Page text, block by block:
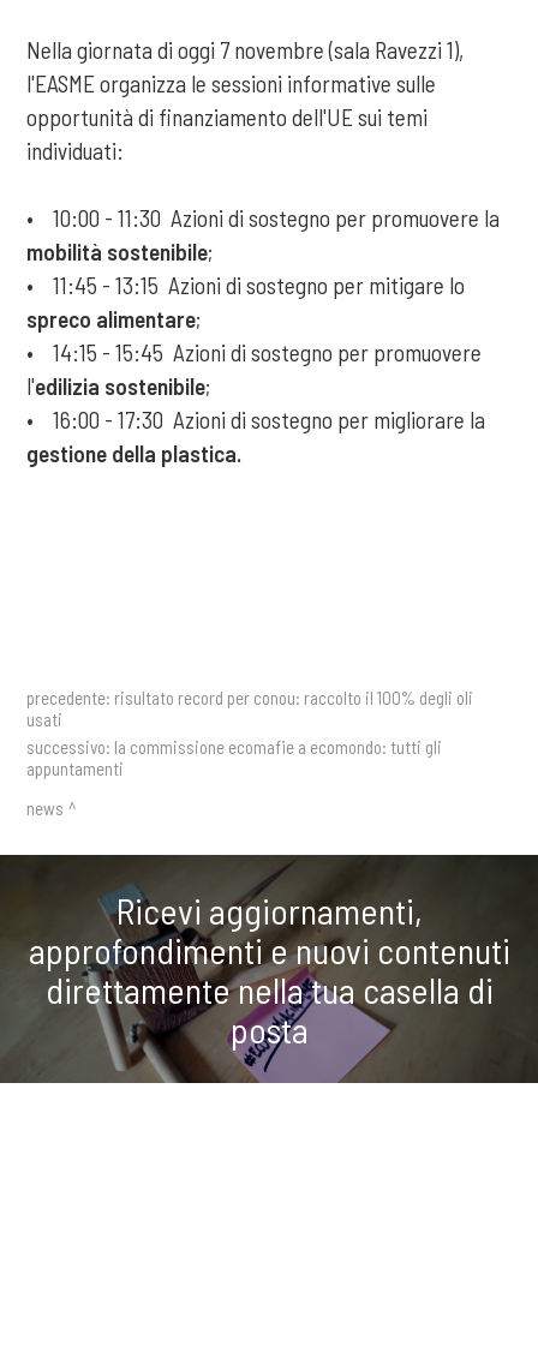
Nella giornata di oggi 7 novembre (sala Ravezzi 1),
l'EASME organizza le sessioni informative sulle
opportunità di finanziamento dell'UE sui temi
individuati:
• 10:00 - 11:30 Azioni di sostegno per promuovere la
mobilità sostenibile;
• 11:45 - 13:15 Azioni di sostegno per mitigare lo
spreco alimentare;
• 14:15 - 15:45 Azioni di sostegno per promuovere
l'edilizia sostenibile;
• 16:00 - 17:30 Azioni di sostegno per migliorare la
gestione della plastica.
precedente: risultato record per conou: raccolto il 100% degli oli
usati
successivo: la commissione ecomafie a ecomondo: tutti gli
appuntamenti
news
Ricevi aggiornamenti,
approfondimenti e nuovi contenuti
direttamente nella tua casella di
posta